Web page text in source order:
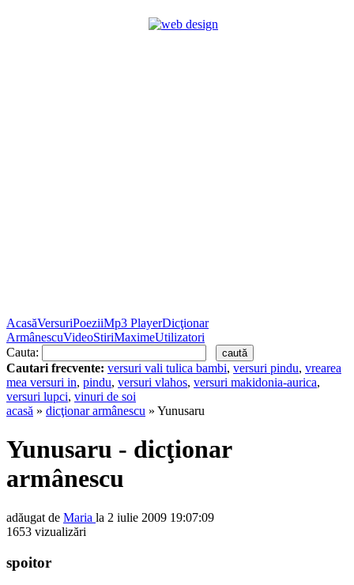
AcasăVersuriPoeziiMp3 PlayerDicţionar
ArmânescuVideoStiriMaximeUtilizatori
Cauta:
Cautari frecvente: versuri vali tulica bambi, versuri pindu, vrearea
mea versuri in, pindu, versuri vlahos, versuri makidonia-aurica,
versuri lupci, vinuri de soi
acasă » dicţionar armânescu » Yunusaru
Yunusaru - dicţionar
armânescu
adăugat de Maria la 2 iulie 2009 19:07:09
1653 vizualizări
spoitor